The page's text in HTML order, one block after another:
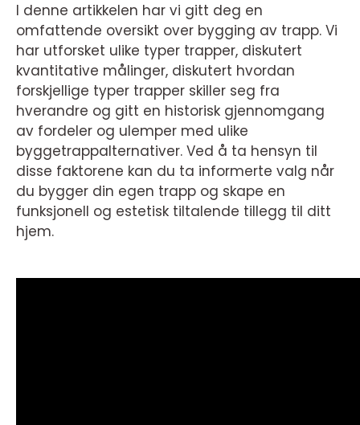
I denne artikkelen har vi gitt deg en
omfattende oversikt over bygging av trapp. Vi
har utforsket ulike typer trapper, diskutert
kvantitative målinger, diskutert hvordan
forskjellige typer trapper skiller seg fra
hverandre og gitt en historisk gjennomgang
av fordeler og ulemper med ulike
byggetrappalternativer. Ved å ta hensyn til
disse faktorene kan du ta informerte valg når
du bygger din egen trapp og skape en
funksjonell og estetisk tiltalende tillegg til ditt
hjem.